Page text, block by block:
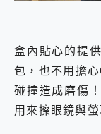
盒內貼心的提
包，也不用擔
碰撞造成磨傷
用來擦眼鏡與